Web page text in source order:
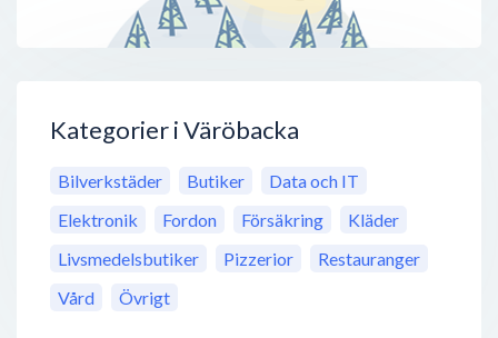
Kategorier i Väröbacka
Bilverkstäder Butiker
Data och IT
Elektronik
Fordon Försäkring
Kläder
Livsmedelsbutiker
Pizzerior
Restauranger
Vård
Övrigt